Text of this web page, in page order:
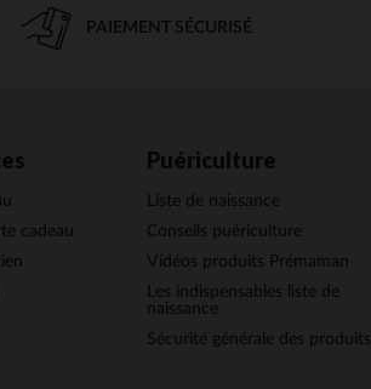
PAIEMENT SÉCURISÉ
cadeau
Puériculture
Liste de naissance
Conseils puériculture
Vidéos produits Prémaman
Les indispensables liste de
naissance
Sécurité générale des produits